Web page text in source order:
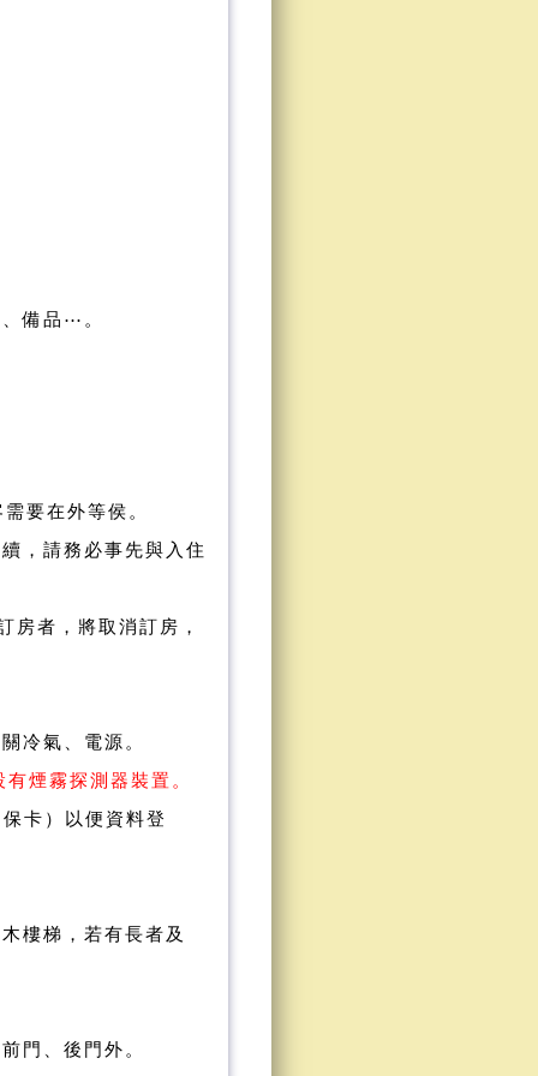
備品⋯。
要在外等侯。
，請務必事先與入住
者，將取消訂房，
冷氣、電源。
煙霧探測器裝置。
卡）以便資料登
樓梯，若有長者及
門、後門外。